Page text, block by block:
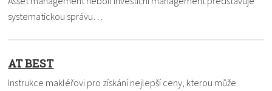
systematickou správu…
AT BEST
Instrukce makléřovi pro získání nejlepší ceny, kterou může